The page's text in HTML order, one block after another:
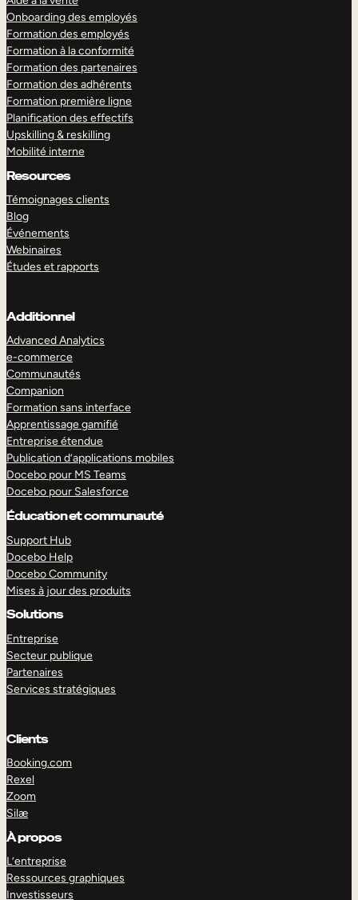
Onboarding des employés
Formation des employés
Formation à la conformité
Formation des partenaires
Formation des adhérents
Formation première ligne
Planification des effectifs
Upskilling & reskilling
Mobilité interne
Resources
Témoignages clients
Blog
Événements
Webinaires
Études et rapports
Additionnel
Advanced Analytics
e-commerce
Communautés
Companion
Formation sans interface
Apprentissage gamifié
Entreprise étendue
Publication d’applications mobiles
Docebo pour MS Teams
Docebo pour Salesforce
Éducation et communauté
Support Hub
Docebo Help
Docebo Community
Mises à jour des produits
Solutions
Entreprise
Secteur publique
Partenaires
Services stratégiques
Clients
Booking.com
Rexel
Zoom
Silæ
À propos
L’entreprise
Ressources graphiques
Investisseurs